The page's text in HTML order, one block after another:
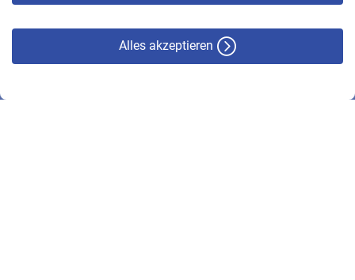
Alles akzeptieren
© VBL 2026